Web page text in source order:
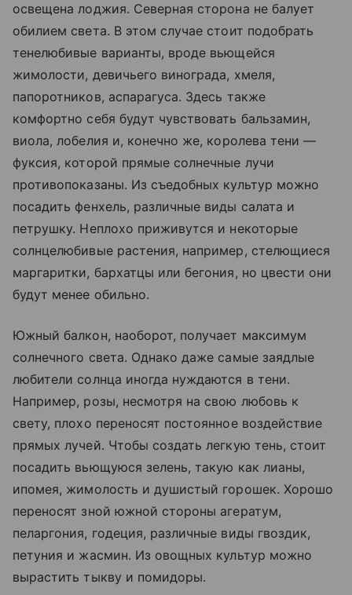
освещена лоджия. Северная сторона не балует
обилием света. В этом случае стоит подобрать
тенелюбивые варианты, вроде вьющейся
жимолости, девичьего винограда, хмеля,
папоротников, аспарагуса. Здесь также
комфортно себя будут чувствовать бальзамин,
виола, лобелия и, конечно же, королева тени —
фуксия, которой прямые солнечные лучи
противопоказаны. Из съедобных культур можно
посадить фенхель, различные виды салата и
петрушку. Неплохо приживутся и некоторые
солнцелюбивые растения, например, стелющиеся
маргаритки, бархатцы или бегония, но цвести они
будут менее обильно.
Южный балкон, наоборот, получает максимум
солнечного света. Однако даже самые заядлые
любители солнца иногда нуждаются в тени.
Например, розы, несмотря на свою любовь к
свету, плохо переносят постоянное воздействие
прямых лучей. Чтобы создать легкую тень, стоит
посадить вьющуюся зелень, такую как лианы,
ипомея, жимолость и душистый горошек. Хорошо
переносят зной южной стороны агератум,
пеларгония, годеция, различные виды гвоздик,
петуния и жасмин. Из овощных культур можно
вырастить тыкву и помидоры.